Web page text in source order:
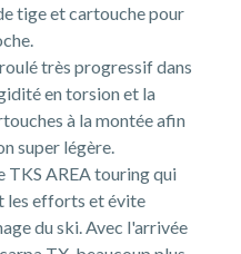
tige et cartouche pour
très progressif dans
en torsion et la
à la montée afin
super légère.
TKS AREA touring qui
les efforts et évite
du ski. Avec l'arrivée